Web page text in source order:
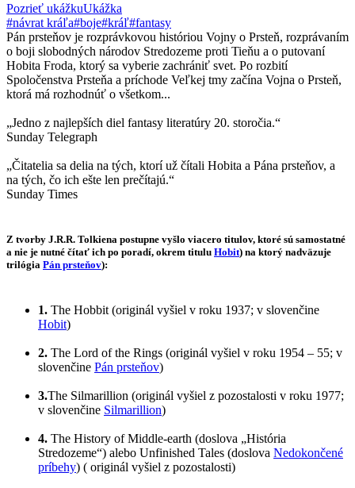
Pozrieť ukážkuUkážka
#návrat kráľa#boje#kráľ#fantasy
Pán prsteňov je rozprávkovou históriou Vojny o Prsteň, rozprávaním
o boji slobodných národov Stredozeme proti Tieňu a o putovaní
Hobita Froda, ktorý sa vyberie zachrániť svet. Po rozbití
Spoločenstva Prsteňa a príchode Veľkej tmy začína Vojna o Prsteň,
ktorá má rozhodnúť o všetkom...
„Jedno z najlepších diel fantasy literatúry 20. storočia.“
Sunday Telegraph
„Čitatelia sa delia na tých, ktorí už čítali Hobita a Pána prsteňov, a
na tých, čo ich ešte len prečítajú.“
Sunday Times
Z tvorby J.R.R. Tolkiena postupne vyšlo viacero titulov, ktoré sú samostatné
a nie je nutné čítať ich po poradí, okrem titulu Hobit) na ktorý nadväzuje
trilógia Pán prsteňov):
1. The Hobbit (originál vyšiel v roku 1937; v slovenčine
Hobit)
2. The Lord of the Rings (originál vyšiel v roku 1954 – 55; v
slovenčine Pán prsteňov)
3.The Silmarillion (originál vyšiel z pozostalosti v roku 1977;
v slovenčine Silmarillion)
4. The History of Middle-earth (doslova „História
Stredozeme“) alebo Unfinished Tales (doslova Nedokončené
príbehy) ( originál vyšiel z pozostalosti)